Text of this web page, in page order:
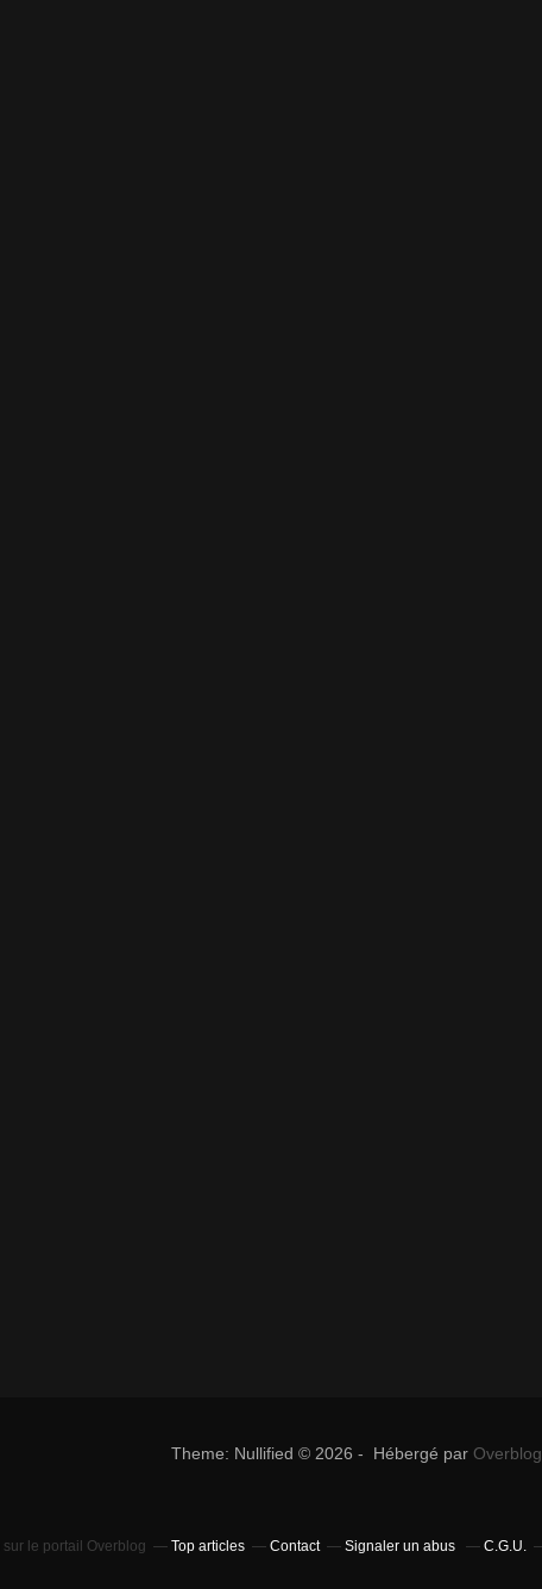
Theme: Nullified © 2026 - Hébergé par Overblog
sur le portail Overblog Top articles Contact Signaler un abus C.G.U.